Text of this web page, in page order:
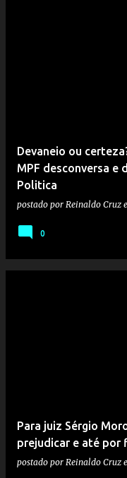
Devaneio ou
MPF desconversa e
Politica
postado por Reinaldo Cruz
0
Para juiz Sérgio
prejudicar e até por
postado por Reinaldo Cruz